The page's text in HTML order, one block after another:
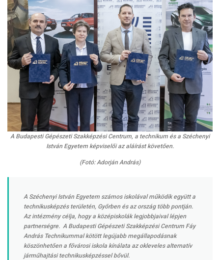
A Budapesti Gépészeti Szakképzési Centrum, a technikum és a Széchenyi
István Egyetem képviselői az aláírást követően.
(Fotó: Adorján András)
A Széchenyi István Egyetem számos iskolával működik együtt a
technikusképzés területén, Győrben és az ország több pontján.
Az intézmény célja, hogy a középiskolák legjobbjaival lépjen
partnerségre. A Budapesti Gépészeti Szakképzési Centrum Fáy
András Technikummal kötött legújabb megállapodásnak
köszönhetően a fővárosi iskola kínálata az okleveles alternatív
járműhajtási technikusképzéssel bővül.